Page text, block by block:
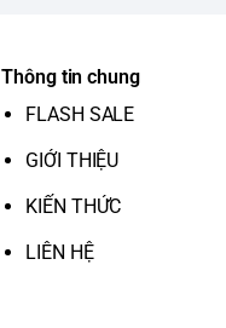
Thông tin chung
FLASH SALE
GIỚI THIỆU
KIẾN THỨC
LIÊN HỆ